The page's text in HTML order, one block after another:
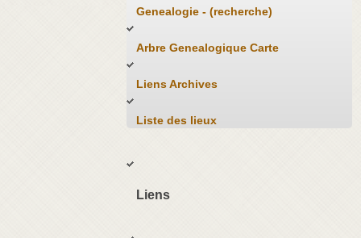
Genealogie - (recherche)
Arbre Genealogique Carte
Liens Archives
Liste des lieux
Liens